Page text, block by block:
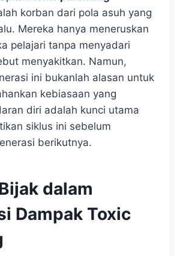
korban dari pola asuh yang
Mereka hanya meneruskan
pelajari tanpa menyadari
menyakitkan. Namun,
ini bukanlah alasan untuk
kebiasaan yang
diri adalah kunci utama
siklus ini sebelum
berikutnya.
dalam
Dampak Toxic